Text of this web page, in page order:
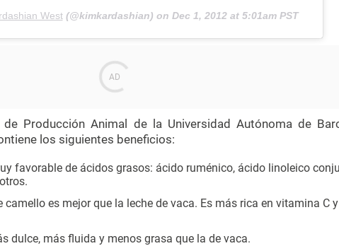
West(@kimkardashian) on Dec 1, 2012 at 5:01am PST
Producción Animal de la Universidad Autónoma de
los siguientes beneficios:
favorable de ácidos grasos: ácido ruménico, ácido linoleico
camello es mejor que la leche de vaca. Es más rica en vitamina C
dulce, más fluida y menos grasa que la de vaca.